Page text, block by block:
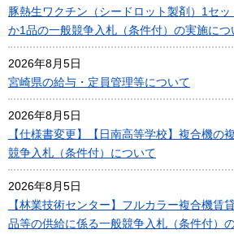
豚熱生ワクチン（シードロット製剤）1セ
か1品の一般競争入札（条件付）の実施につ
2026年8月5日
宮崎県の給与・定員管理等について
2026年8月5日
【仕様書変更】【日南高等学校】複合機の
競争入札（条件付）について
2026年8月5日
【林業技術センター】フルカラー複合機賃
品等の供給に係る一般競争入札（条件付）